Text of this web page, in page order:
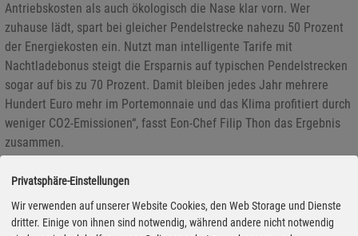
Antriebskosten als auch ökologisch die Nase klar vorn. Wer
zuhause lädt, spart bei gleicher Pendelstrecke nahezu 50 Prozent
der Energiekosten ein. Nutzt man intelligente Tarife mit
Nachtladebonus steigt die Ersparnis auf typischen Pendelstrecken
sogar auf bis zu 70 Prozent. Damit bleiben jedes Jahr mehrere
Hundert Euro mehr im Portemonnaie und das Klima profitiert durch
weniger CO2-Emissionen“, fasst Eon-Chef Filip Thon das Ergebnis
zusammen.
Privatsphäre-Einstellungen
Wir verwenden auf unserer Website Cookies, den Web Storage und Dienste
dritter. Einige von ihnen sind notwendig, während andere nicht notwendig